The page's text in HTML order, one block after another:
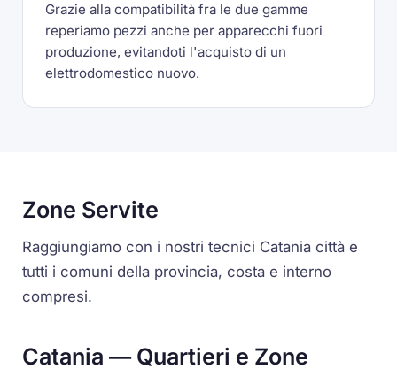
Grazie alla compatibilità fra le due gamme
reperiamo pezzi anche per apparecchi fuori
produzione, evitandoti l'acquisto di un
elettrodomestico nuovo.
Zone Servite
Raggiungiamo con i nostri tecnici Catania città e
tutti i comuni della provincia, costa e interno
compresi.
Catania — Quartieri e Zone